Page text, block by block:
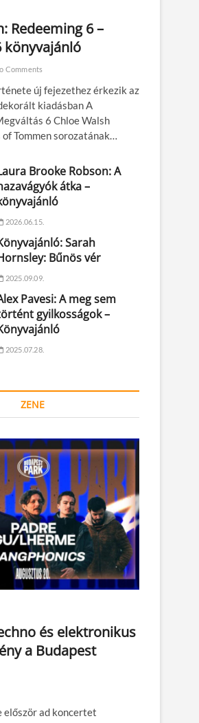
Redeeming 6 –
könyvajánló
Comments
új fejezethez érkezik az
kiadásban A
6 Chloe Walsh
Tommen sorozatának…
Brooke Robson: A
átka –
2026.06.15.
Sarah
Bűnös vér
2025.09.09.
Pavesi: A meg sem
gyilkosságok –
2025.07.28.
ZENE
és elektronikus
a Budapest
először ad koncertet